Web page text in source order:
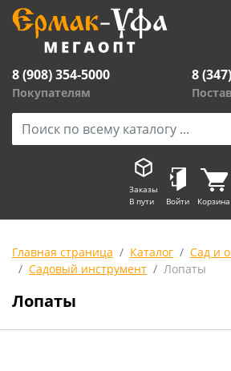
8 (908) 354-5000
Покупателям
8
Заказы
В пути
Войти Корзина
Главная страница Каталог
Сад и
Садовый инструмент
Лопаты
Лопаты